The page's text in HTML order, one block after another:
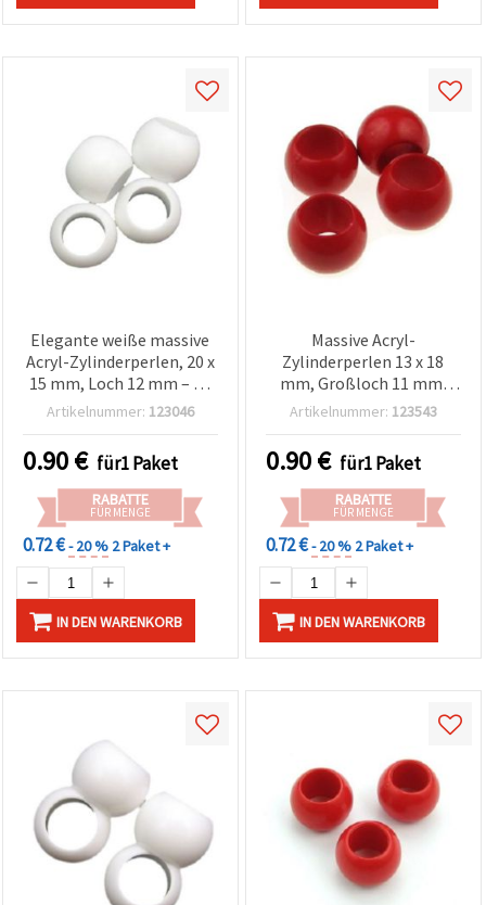
Elegante weiße massive
Acryl-Zylinderperlen, 20 x
15 mm, Loch 12 mm – 50
g, ideal für Statement-
Schmuckherstellung
Artikelnummer: 123046
0.90€ für1 Paket
RABATTE
FÜR MENGE
0.72 €- 20 % 2 Paket +
IN DEN WARENKORB
Massive Acryl-
Zylinderperlen 13 x 18
mm, Großloch 11 mm,
Rot – 50 g
Artikelnummer: 123543
0.90€ für1 Paket
RABATTE
FÜR MENGE
0.72 €- 20 % 2 Paket +
IN DEN WARENKORB